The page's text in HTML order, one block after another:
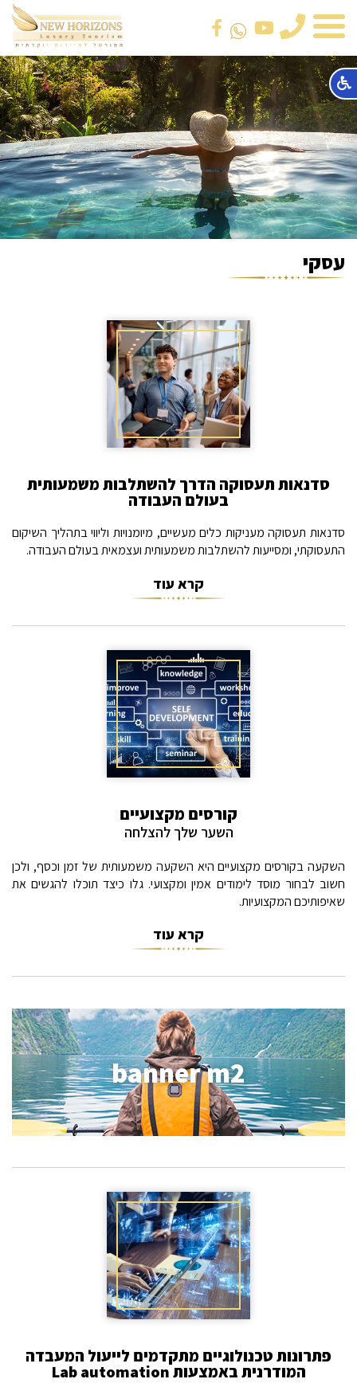
טלפון
עסקי
סדנאות תעסוקה הדרך להשתלבות משמעותית
בעולם העבודה
סדנאות תעסוקה מעניקות כלים מעשיים, מיומנויות וליווי בתהליך השיקום
התעסוקתי, ומסייעות להשתלבות משמעותית ועצמאית בעולם העבודה.
קרא עוד
קורסים מקצועיים
השער שלך להצלחה
השקעה בקורסים מקצועיים היא השקעה משמעותית של זמן וכסף, ולכן
חשוב לבחור מוסד לימודים אמין ומקצועי. גלו כיצד תוכלו להגשים את
שאיפותיכם המקצועיות.
קרא עוד
banner m2
פתרונות טכנולוגיים מתקדמים לייעול המעבדה
המודרנית באמצעות Lab automation